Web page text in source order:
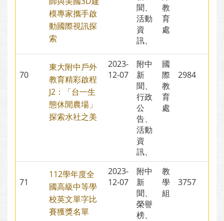
模專家攜手啟
動國際視訊探
索
聞、
活動
資
訊、
教
育
處
70
東大附中戶外
教育精彩啟程
J2：「台一生
態休閒農場」
探索水社之美
2023-
12-07
附中
新
聞、
行政
公
告、
活動
資
訊、
國
際
教
育
處
2984
71
112學年度全
國高級中等學
校英文單字比
賽獲獎名單
2023-
12-07
附中
新
聞、
榮譽
榜、
教
學
組
3757